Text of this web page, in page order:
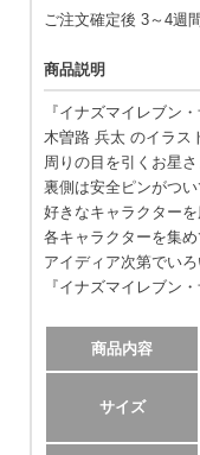
ご注文確定後 3～4週
商品説明
『イナズマイレブン
木曽路 兵太 のイラス
周りの目を引くお星
裏側は安全ピンがつい
好きなキャラクター
各キャラクターを集
アイディア次第でい
『イナズマイレブン
商品内容
サイズ